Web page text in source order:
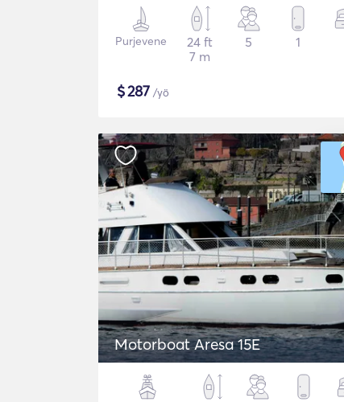
Purjevene
24 ft
7 m
5 1
$287 /yö
Motorboat Aresa 15E